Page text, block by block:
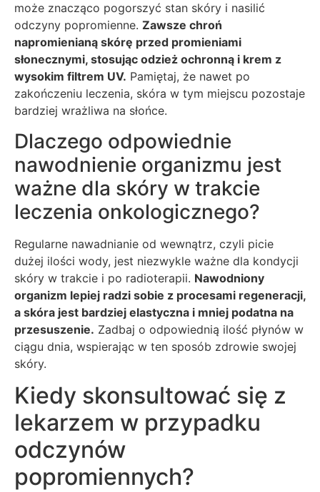
może znacząco pogorszyć stan skóry i nasilić
odczyny popromienne. Zawsze chroń
napromienianą skórę przed promieniami
słonecznymi, stosując odzież ochronną i krem z
wysokim filtrem UV. Pamiętaj, że nawet po
zakończeniu leczenia, skóra w tym miejscu pozostaje
bardziej wrażliwa na słońce.
Dlaczego odpowiednie
nawodnienie organizmu jest
ważne dla skóry w trakcie
leczenia onkologicznego?
Regularne nawadnianie od wewnątrz, czyli picie
dużej ilości wody, jest niezwykle ważne dla kondycji
skóry w trakcie i po radioterapii. Nawodniony
organizm lepiej radzi sobie z procesami regeneracji,
a skóra jest bardziej elastyczna i mniej podatna na
przesuszenie. Zadbaj o odpowiednią ilość płynów w
ciągu dnia, wspierając w ten sposób zdrowie swojej
skóry.
Kiedy skonsultować się z
lekarzem w przypadku
odczynów
popromiennych?